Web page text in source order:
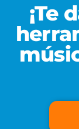
¡Te